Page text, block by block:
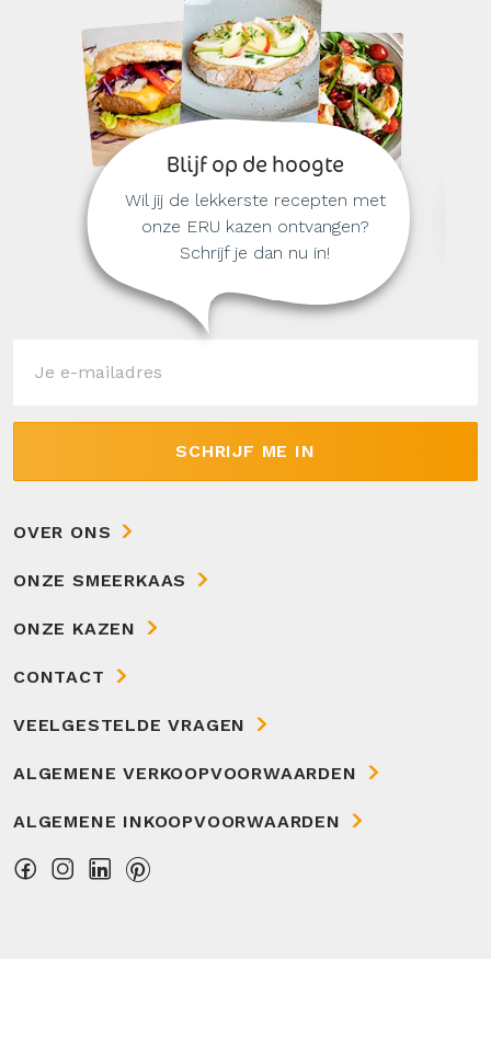
OVER ONS
ONZE SMEERKAAS
ONZE KAZEN
CONTACT
VEELGESTELDE VRAGEN
ALGEMENE VERKOOPVOORWAARDEN
ALGEMENE INKOOPVOORWAARDEN
Blijf op de hoogte
Wil jij de lekkerste recepten met
onze ERU kazen ontvangen?
Schrijf je dan nu in!
SCHRIJF ME IN